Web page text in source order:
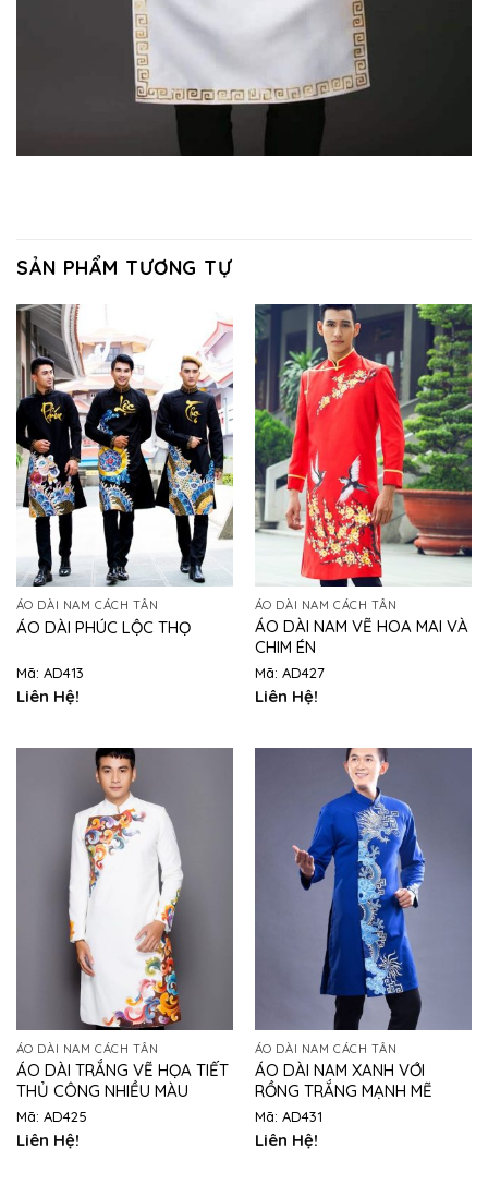
SẢN PHẨM TƯƠNG TỰ
ÁO DÀI NAM CÁCH TÂN
ÁO DÀI PHÚC LỘC THỌ
Mã: AD413
Liên Hệ!
ÁO DÀI NAM CÁCH TÂN
ÁO DÀI NAM VẼ HOA MAI VÀ
CHIM ÉN
Mã: AD427
Liên Hệ!
ÁO DÀI NAM CÁCH TÂN
ÁO DÀI TRẮNG VẼ HỌA TIẾT
THỦ CÔNG NHIỀU MÀU
Mã: AD425
Liên Hệ!
ÁO DÀI NAM CÁCH TÂN
ÁO DÀI NAM XANH VỚI
RỒNG TRẮNG MẠNH MẼ
Mã: AD431
Liên Hệ!